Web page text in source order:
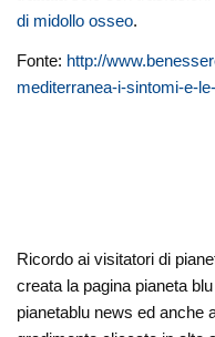
di midollo osseo.
Fonte: http://
mediterranea-i-sintomi-e-
Ricordo ai visitatori di
creata la pagina pianeta
pianetablu news ed anche